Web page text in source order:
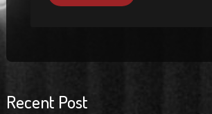
Recent Post